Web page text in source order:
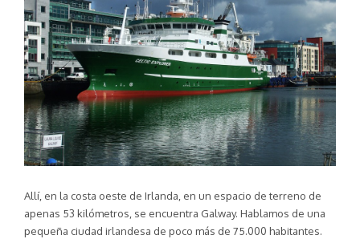
Allí, en la costa oeste de Irlanda, en un espacio de terreno de
apenas 53 kilómetros, se encuentra Galway. Hablamos de una
pequeña ciudad irlandesa de poco más de 75.000 habitantes.